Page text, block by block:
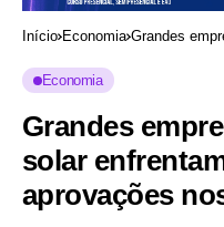
Início Economia Grandes
Economia
Grandes
solar
aprovações